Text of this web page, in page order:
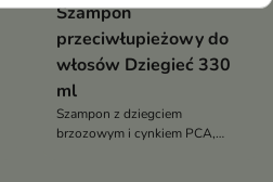
Szampon
przeciwłupieżowy do
włosów Dziegieć 330
ml
Szampon z dziegciem
brzozowym i cynkiem PCA,